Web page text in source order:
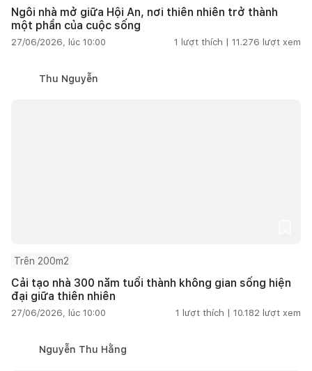
Ngôi nhà mở giữa Hội An, nơi thiên nhiên trở thành
một phần của cuộc sống
27/06/2026, lúc 10:00 1 lượt thích | 11.276 lượt xem
Thu Nguyễn
Trên 200m2
Cải tạo nhà 300 năm tuổi thành không gian sống hiện
đại giữa thiên nhiên
27/06/2026, lúc 10:00 1 lượt thích | 10.182 lượt xem
Nguyễn Thu Hằng